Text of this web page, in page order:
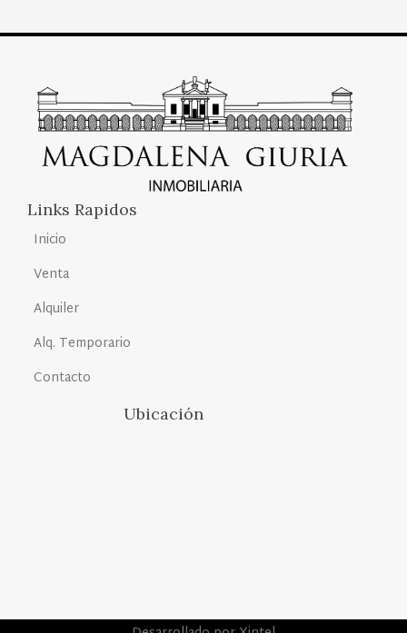
Links Rapidos
Inicio
Venta
Alquiler
Alq. Temporario
Contacto
Ubicación